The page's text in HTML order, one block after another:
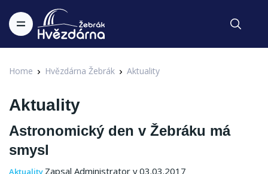
Home Hvězdárna Žebrák Aktuality
Aktuality
Astronomický den v Žebráku má
smysl
Aktuality Zapsal Administrator v 03.03.2017